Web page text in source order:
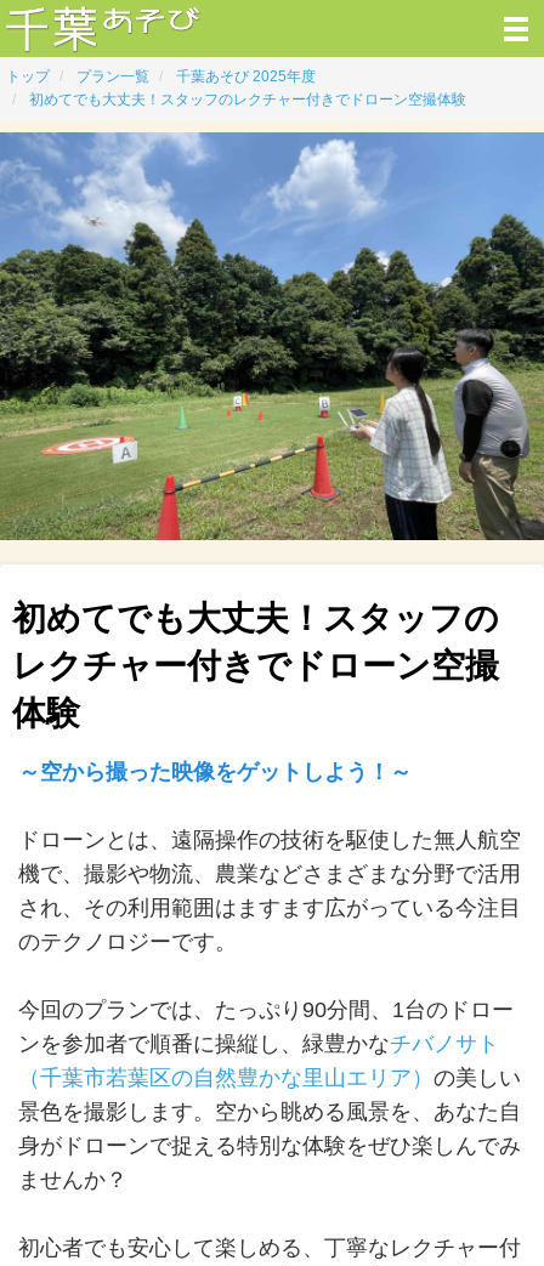
トップ プラン一覧
千葉あそび 2025年度
初めてでも大丈夫！スタッフのレクチャー付きでドローン空撮体験
初めてでも大丈夫！スタッフの
レクチャー付きでドローン空撮
体験
～空から撮った映像をゲットしよう！～
ドローンとは、遠隔操作の技術を駆使した無人航空
機で、撮影や物流、農業などさまざまな分野で活用
され、その利用範囲はますます広がっている今注目
のテクノロジーです。
今回のプランでは、たっぷり90分間、1台のドロー
ンを参加者で順番に操縦し、緑豊かなチバノサト
（千葉市若葉区の自然豊かな里山エリア） の美しい
景色を撮影します。空から眺める風景を、あなた自
身がドローンで捉える特別な体験をぜひ楽しんでみ
ませんか？
初心者でも安心して楽しめる、丁寧なレクチャー付